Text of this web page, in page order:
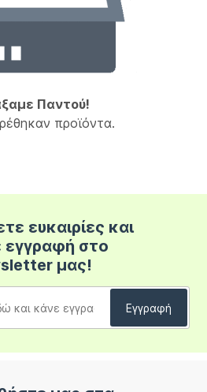
Παντού!
προϊόντα.
ευκαιρίες και
εγγραφή στο
μας!